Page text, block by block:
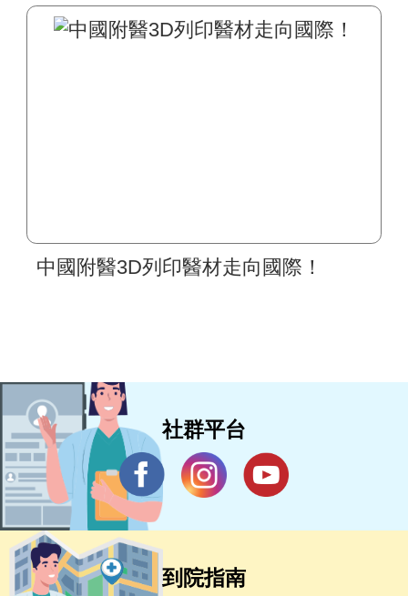
中國附醫3D列印醫材走向國際！
社群平台
到院指南